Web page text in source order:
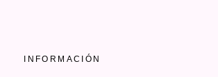
INFORMACIÓN